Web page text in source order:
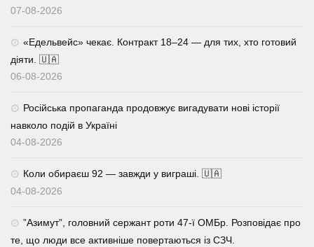
07-08-2026
«Едельвейс» чекає. Контракт 18–24 — для тих, хто готовий
діяти. 🇺🇦
06-08-2026
Російська пропаганда продовжує вигадувати нові історії
навколо подій в Україні
04-08-2026
Коли обираєш 92 — завжди у виграші. 🇺🇦
04-08-2026
⁨”Азимут”, головний сержант роти 47-ї ОМБр. Розповідає про
те, що люди все активніше повертаються із СЗЧ.